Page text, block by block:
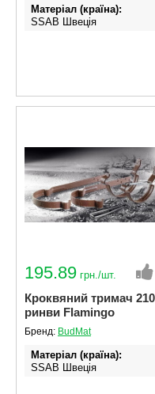
Матеріал (країна)
SSAB Швеція
195.89 грн./шт.
Кроквяний тримач 210
ринви Flamingo
Бренд: BudMat
Матеріал (країна)
SSAB Швеція